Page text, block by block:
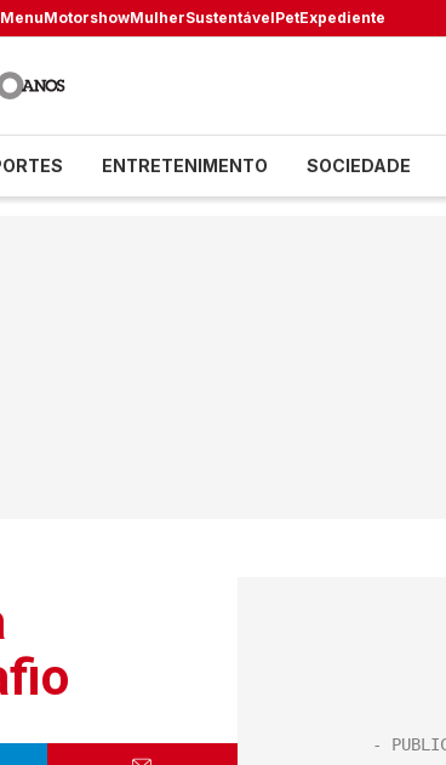
MenuMotorshowMulherSustentávelPetExpediente
ENTRETENIMENTO SOCIEDADE